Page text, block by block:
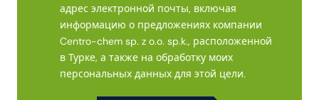
адрес электронной почты, включая
информацию о предложениях компании
Centro-chem sp. z o.o. sp.k., расположенной
в Турке, а также на обработку моих
персональных данных для этой цели.